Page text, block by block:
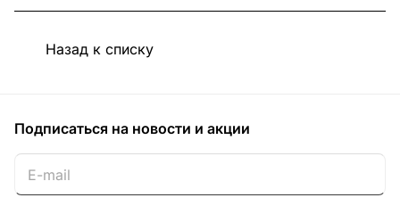
Назад к списку
Подписаться на новости и акции